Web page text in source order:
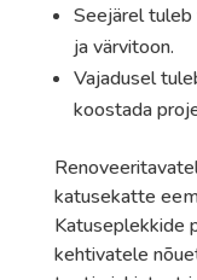
Seejärel
ja värvitoon.
Vajadusel
koostada
katusekatte
Katuseplekkide
kehtivatele